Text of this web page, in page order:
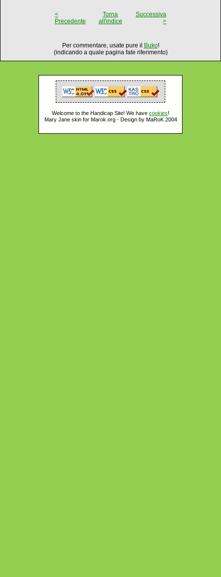
<
Precedente
Torna
all'indice
Successiva
>
Per commentare, usate pure il Buko!
(indicando a quale pagina fate riferimento)
Welcome to the Handicap Site! We have cookies!
Mary Jane skin for Marok.org - Design by MaRoK 2004